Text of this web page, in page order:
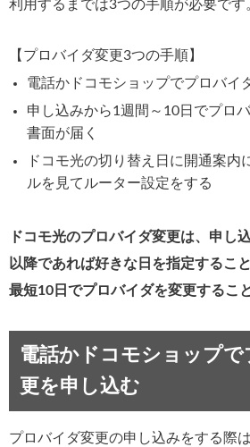
利用するまでは3つの手順が必要です
【プロバイダ変更3つの手順】
電話かドコモショップでプロバイ
申し込みから1週間～10日でプロ
書面が届く
ドコモ光の切り替え日に開通案内
ルを見てルーター設定をする
ドコモ光のプロバイダ変更は、申し
以降であれば好きな日を指定するこ
最短10日でプロバイダを変更するこ
電話かドコモショップ
更を申し込む
プロバイダ変更の申し込みをする際